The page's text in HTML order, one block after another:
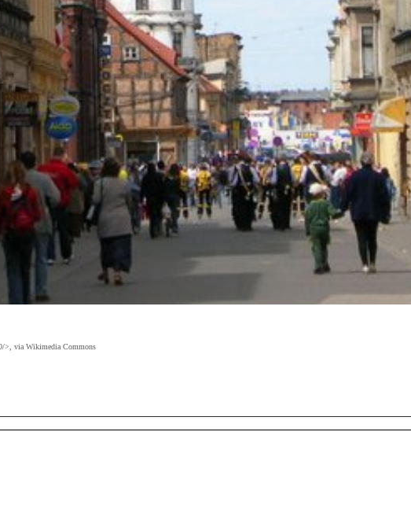
>, via Wikimedia Commons